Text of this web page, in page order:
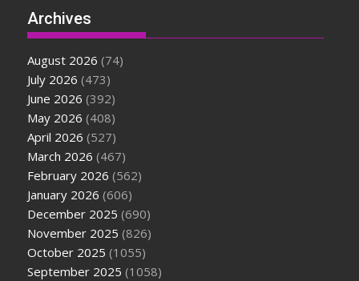
Archives
August 2026 (74)
July 2026 (473)
June 2026 (392)
May 2026 (408)
April 2026 (527)
March 2026 (467)
February 2026 (562)
January 2026 (606)
December 2025 (690)
November 2025 (826)
October 2025 (1055)
September 2025 (1058)